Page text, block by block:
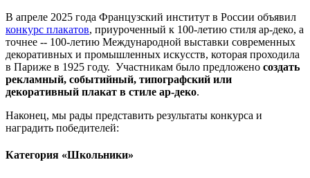
В апреле 2025 года Французский институт в России объявил
конкурс плакатов, приуроченный к 100-летию стиля ар-деко, а
точнее -- 100-летию Международной выставки современных
декоративных и промышленных искусств, которая проходила
в Париже в 1925 году. Участникам было предложено создать
рекламный, событийный, типографский или
декоративный плакат в стиле ар-деко.
Наконец, мы рады представить результаты конкурса и
наградить победителей:
Категория «Школьники»